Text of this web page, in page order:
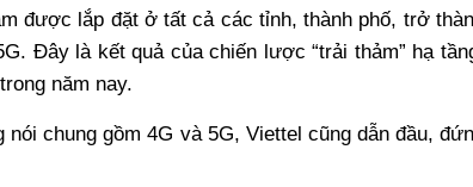
được lắp đặt ở tất cả các tỉnh, thành phố, trở
Đây là kết quả của chiến lược “trải thảm” hạ
năm nay.
chung gồm 4G và 5G, Viettel cũng dẫn đầu,